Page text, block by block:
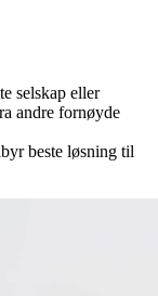
selskap eller
andre fornøyde
beste løsning til